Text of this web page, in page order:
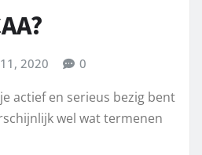
2020 0
actief en serieus bezig bent
wel wat termenen